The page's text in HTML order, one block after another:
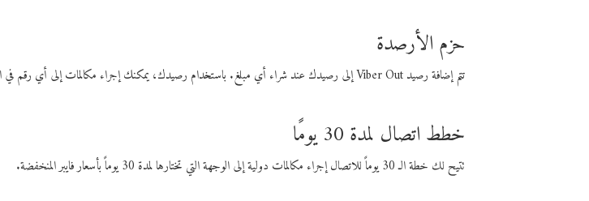
حزم الأرصدة
تتم إضافة رصيد Viber Out إلى رصيدك عند شراء أي مبلغ. باستخدام رصيدك، يمكنك إجراء مكالمات إلى أي رقم في العالم بأسعار فايبر المنخفضة.
خطط اتصال لمدة 30 يومًا
تتيح لك خطة الـ 30 يوماً للاتصال إجراء مكالمات دولية إلى الوجهة التي تختارها لمدة 30 يوماً بأسعار فايبر المنخفضة.